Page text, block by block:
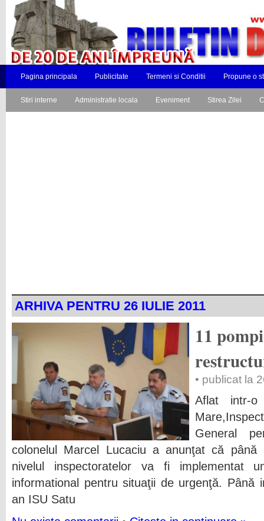
Pagina principala Publicitate Termeni si Conditii Propune o
Stiri interne Administratie locala Eveniment Stirea Zilei
ARHIVA PENTRU 26 IULIE 2011
11
• publicat la
Aflat intr-
General
colonelul Marcel Lucaciu a anunţat că
nivelul inspectoratelor va fi implementat
informational pentru situaţii de urgenţă. Până
an ISU Satu